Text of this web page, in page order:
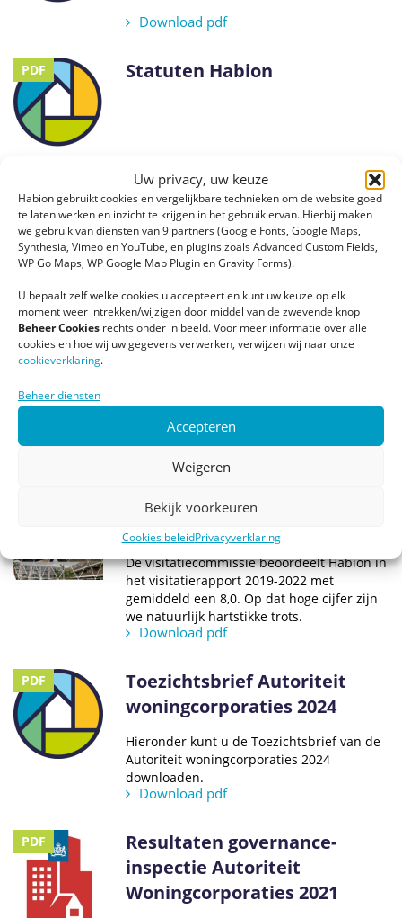
Uw privacy, uw keuze
Habion gebruikt cookies en vergelijkbare technieken om de website goed
te laten werken en inzicht te krijgen in het gebruik ervan. Hierbij maken
we gebruik van diensten van 9 partners (Google Fonts, Google Maps,
Synthesia, Vimeo en YouTube, en plugins zoals Advanced Custom Fields,
WP Go Maps, WP Google Map Plugin en Gravity Forms).
U bepaalt zelf welke cookies u accepteert en kunt uw keuze op elk
moment weer intrekken/wijzigen door middel van de zwevende knop
Beheer Cookies rechts onder in beeld. Voor meer informatie over alle
cookies en hoe wij uw gegevens verwerken, verwijzen wij naar onze
cookieverklaring.
Beheer diensten
Accepteren
Weigeren
Bekijk voorkeuren
Cookies beleidPrivacyverklaring
Download pdf
PDF Statuten Habion
PDF
Reglement Raad van
Commissarissen
Download pdf
PDF Verantwoording ANBI-status
status.
Visitatierapport Habion 2019
– 2022
De visitatiecommissie beoordeelt Habion in
het visitatierapport 2019-2022 met
gemiddeld een 8,0. Op dat hoge cijfer zijn
we natuurlijk hartstikke trots.
Download pdf
PDF
Toezichtsbrief Autoriteit
woningcorporaties 2024
Hieronder kunt u de Toezichtsbrief van de
Autoriteit woningcorporaties 2024
downloaden.
Download pdf
PDF
Resultaten governance-
inspectie Autoriteit
Woningcorporaties 2021